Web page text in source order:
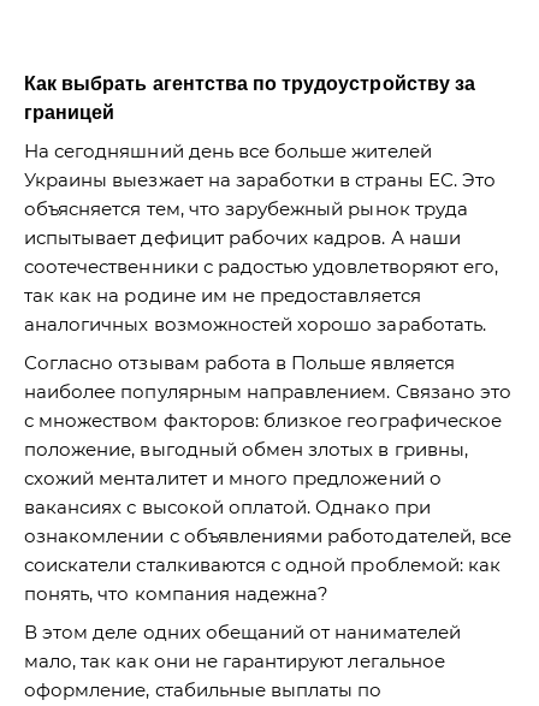
Как выбрать агентства по трудоустройству за
границей
На сегодняшний день все больше жителей
Украины выезжает на заработки в страны ЕС. Это
объясняется тем, что зарубежный рынок труда
испытывает дефицит рабочих кадров. А наши
соотечественники с радостью удовлетворяют его,
так как на родине им не предоставляется
аналогичных возможностей хорошо заработать.
Согласно отзывам работа в Польше является
наиболее популярным направлением. Связано это
с множеством факторов: близкое географическое
положение, выгодный обмен злотых в гривны,
схожий менталитет и много предложений о
вакансиях с высокой оплатой. Однако при
ознакомлении с объявлениями работодателей, все
соискатели сталкиваются с одной проблемой: как
понять, что компания надежна?
В этом деле одних обещаний от нанимателей
мало, так как они не гарантируют легальное
оформление, стабильные выплаты по